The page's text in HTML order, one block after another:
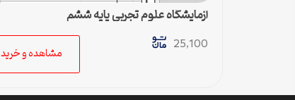
آزمایشگاه علوم تجربی پایه ششم
25,100
مشاهده و خرید